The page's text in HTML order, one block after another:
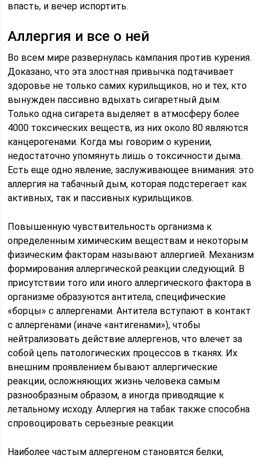
впасть, и вечер испортить.
Аллергия и все о ней
Во всем мире развернулась кампания против курения.
Доказано, что эта злостная привычка подтачивает
здоровье не только самих курильщиков, но и тех, кто
вынужден пассивно вдыхать сигаретный дым.
Только одна сигарета выделяет в атмосферу более
4000 токсических веществ, из них около 80 являются
канцерогенами. Когда мы говорим о курении,
недостаточно упомянуть лишь о токсичности дыма.
Есть еще одно явление, заслуживающее внимания: это
аллергия на табачный дым, которая подстерегает как
активных, так и пассивных курильщиков.
Повышенную чувствительность организма к
определенным химическим веществам и некоторым
физическим факторам называют аллергией. Механизм
формирования аллергической реакции следующий. В
присутствии того или иного аллергического фактора в
организме образуются антитела, специфические
«борцы» с аллергенами. Антитела вступают в контакт
с аллергенами (иначе «антигенами»), чтобы
нейтрализовать действие аллергенов, что влечет за
собой цепь патологических процессов в тканях. Их
внешним проявлением бывают аллергические
реакции, осложняющих жизнь человека самым
разнообразным образом, а иногда приводящие к
летальному исходу. Аллергия на табак также способна
спровоцировать серьезные реакции.
Наиболее частым аллергеном становятся белки,